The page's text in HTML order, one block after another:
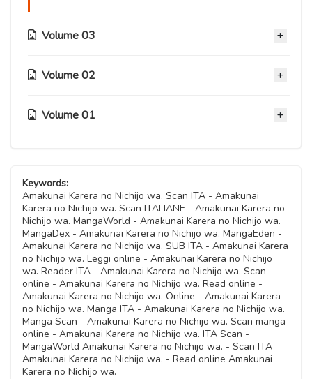
Volume 03
Capitolo 12
Capitolo 10
08 Giugno 2022
Capitolo 09
08 Giugno 2022
Volume 02
Capitolo 08
14 Gennaio 2022
Capitolo 06
03 Novembre 2020
Capitolo 05
03 Novembre 2020
Volume 01
Capitolo 03
03 Novembre 2020
Capitolo 02
03 Novembre 2020
Capitolo 01
03 Novembre 2020
Keywords:
Amakunai Karera no Nichijo wa. Scan ITA - Amakunai
Karera no Nichijo wa. Scan ITALIANE - Amakunai Karera no
Nichijo wa. MangaWorld - Amakunai Karera no Nichijo wa.
MangaDex - Amakunai Karera no Nichijo wa. MangaEden -
Amakunai Karera no Nichijo wa. SUB ITA - Amakunai Karera
no Nichijo wa. Leggi online - Amakunai Karera no Nichijo
wa. Reader ITA - Amakunai Karera no Nichijo wa. Scan
online - Amakunai Karera no Nichijo wa. Read online -
Amakunai Karera no Nichijo wa. Online - Amakunai Karera
no Nichijo wa. Manga ITA - Amakunai Karera no Nichijo wa.
Manga Scan - Amakunai Karera no Nichijo wa. Scan manga
online - Amakunai Karera no Nichijo wa. ITA Scan -
MangaWorld Amakunai Karera no Nichijo wa. - Scan ITA
Amakunai Karera no Nichijo wa. - Read online Amakunai
Karera no Nichijo wa.